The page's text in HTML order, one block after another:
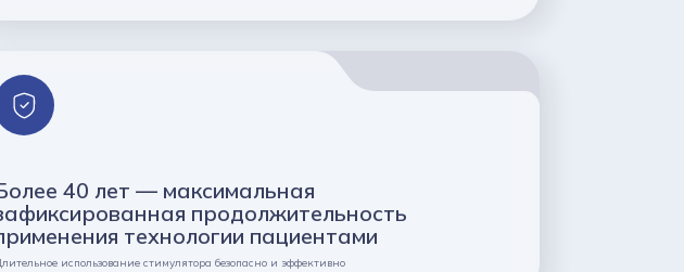
40 лет — максимальная
продолжительность
технологии пациентами
использование стимулятора безопасно и эффективно